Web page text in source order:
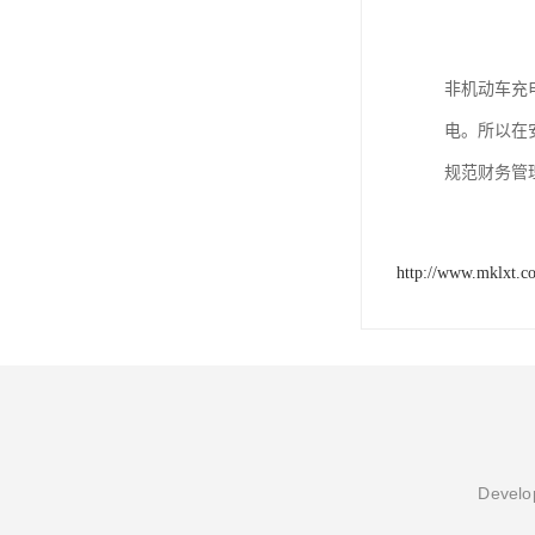
非机动车充
电。所以在
规范财务管
http://